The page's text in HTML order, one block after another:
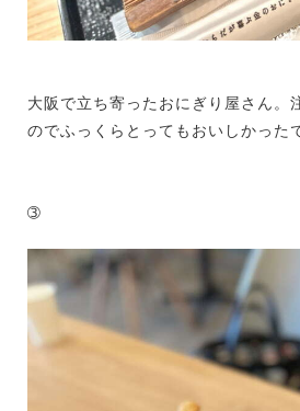
大阪で立ち寄ったおにぎり屋さん。
のでふっくらとってもおいしかった
➂